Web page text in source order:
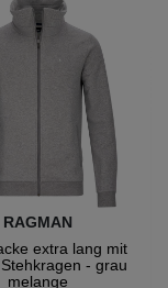
RAGMAN
extra lang mit
- grau
melange